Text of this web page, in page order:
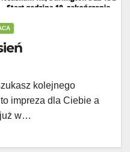
kolejnego
impreza dla Ciebie a
już w…